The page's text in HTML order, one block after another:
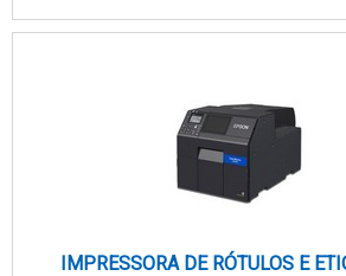
segmento. Esse tipo de cuidado
IMPRESSORA DE RÓTULOS E